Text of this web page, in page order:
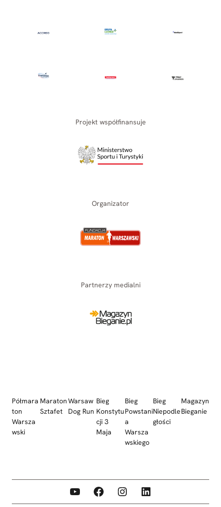
Projekt współfinansuje
Organizator
Partnerzy medialni
Półmara
ton
Warsza
wski
Maraton
Sztafet
Warsaw
Dog Run
Bieg
Konstytu
cji 3
Maja
Bieg
Powstani
a
Warsza
wskiego
Bieg
Niepodle
głości
Magazyn
Bieganie
YouTube Facebook Instagram LinkedIn